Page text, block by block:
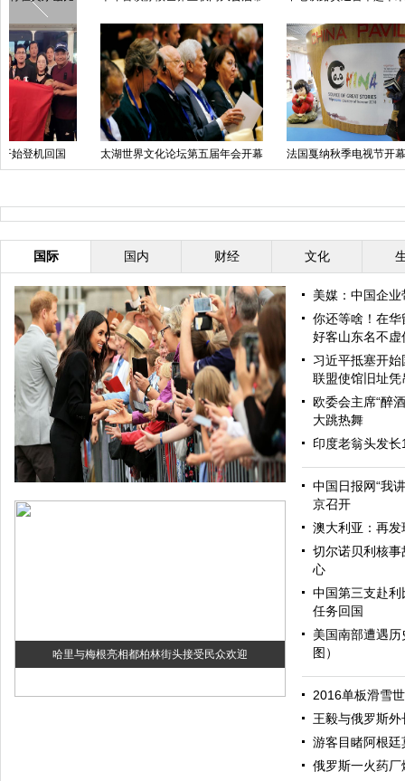
国庆长假首日各地迎出行高峰 国庆升旗仪式在天安门广场举行
国际 国内 财经 文化
哈里与梅根亮相都柏林街头接受民众欢迎
美媒：中国企
你还等啥！在
好客山东名不虚
习近平抵塞开
联盟使馆旧址凭
欧委会主席“醉
大跳热舞
印度老翁头发
中国日报网“我
京召开
澳大利亚：再
切尔诺贝利核
心
中国第三支赴
任务回国
美国南部遭遇
图）
2016单板滑雪
王毅与俄罗斯
游客目睹阿根
俄罗斯一火药